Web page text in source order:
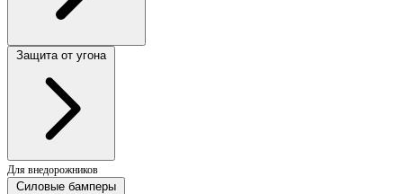
Защита от угона
Для внедорожников
Силовые бамперы